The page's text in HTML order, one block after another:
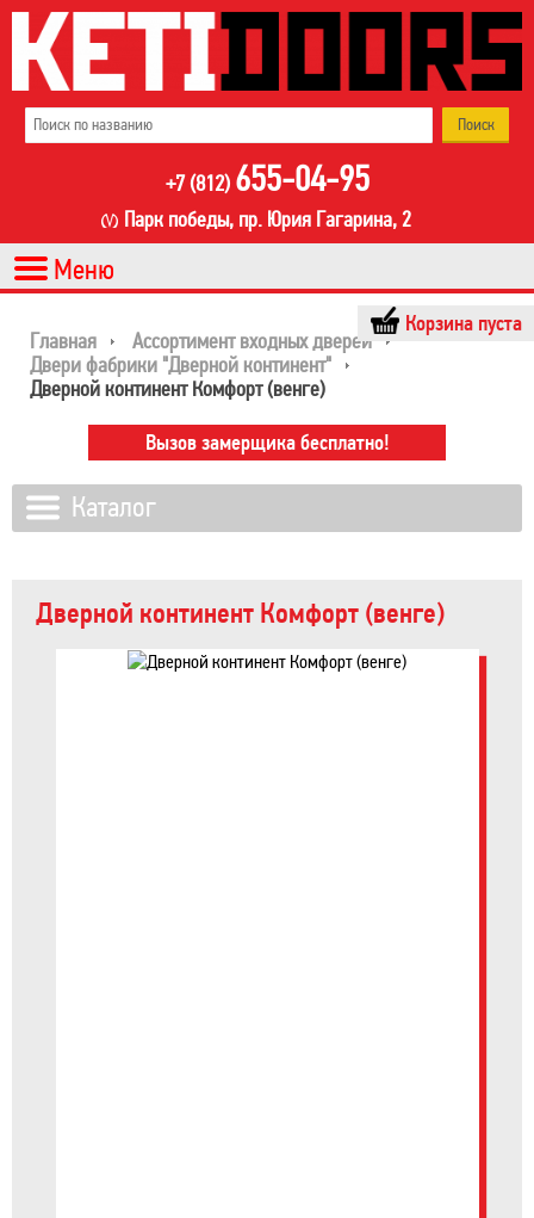
+7 (812) 655-04-95
Парк победы, пр. Юрия Гагарина, 2
Корзина пуста
Главная
Ассортимент входных дверей
Двери фабрики "Дверной континент"
Дверной континент Комфорт (венге)
Дверной континент Комфорт (венге)